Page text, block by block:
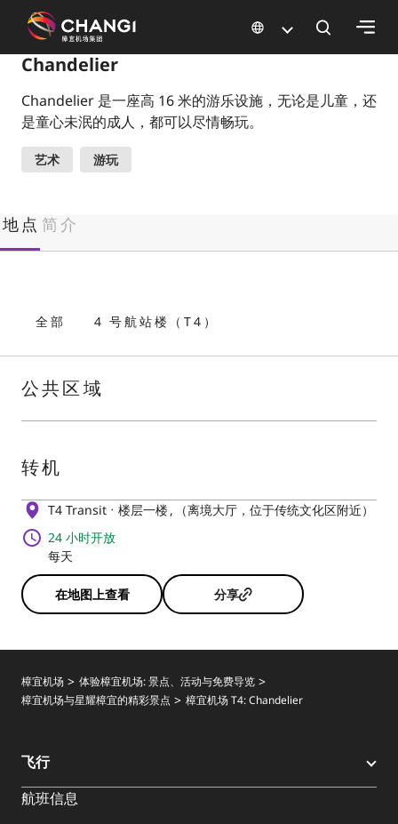
所
有
樟
宜
站:
言:
Chandelier
Chandelier 是一座高 16 米的游乐设施，无论是儿童，还
是童心未泯的成人，都可以尽情畅玩。
艺术 游玩
地点 简介
全部 4 号航站楼（T4）
公共区域
转机
T4 Transit 楼层一楼
（离境大厅，位于传统文化区附近）
24 小时开放
每天
在地图上查看 分享
樟宜机场
体验樟宜机场: 景点、活动与免费导览
樟宜机场与星耀樟宜的精彩景点
樟宜机场 T4: Chandelier
飞行
航班信息